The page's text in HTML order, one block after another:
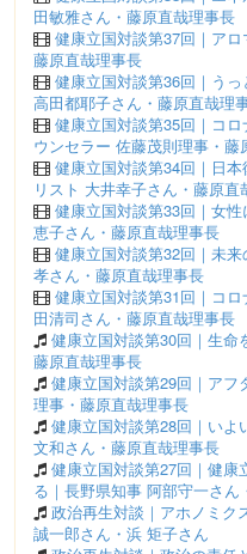
田敏雅さん・藤原直哉理事長
健康立国対談第37回｜ア
藤原直哉理事長
健康立国対談第36回｜う
高田都耶子さん・藤原直哉理
健康立国対談第35回｜コ
ウンセラー 佐藤茂則理事・藤
健康立国対談第34回｜日
リスト 大井幸子さん・藤原直
健康立国対談第33回｜女
恵子さん・藤原直哉理事長
健康立国対談第32回｜未
孝さん・藤原直哉理事長
健康立国対談第31回｜コ
田清司さん・藤原直哉理事長
健康立国対談第30回｜生命
藤原直哉理事長
健康立国対談第29回｜アフ
理事・藤原直哉理事長
健康立国対談第28回｜いよ
文和さん・藤原直哉理事長
健康立国対談第27回｜健康
る｜長野県知事 阿部守一さん
政治再生対談｜アホノミク
誠一郎さん・浜 矩子さん